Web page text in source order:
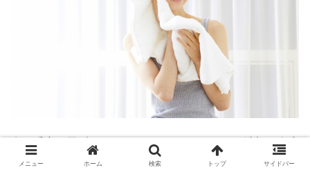
鼻の毛穴の黒ずみをつくらないためには正しい洗顔や食生
活など肌づくりの基本となる部分を見直し、肌を整えてい
メニュー ホーム 検索 トップ サイドバー